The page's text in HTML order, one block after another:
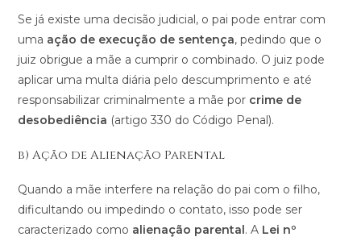
Se já existe uma decisão judicial, o pai pode entrar com
uma ação de execução de sentença, pedindo que o
juiz obrigue a mãe a cumprir o combinado. O juiz pode
aplicar uma multa diária pelo descumprimento e até
responsabilizar criminalmente a mãe por crime de
desobediência (artigo 330 do Código Penal)​.
b) Ação de Alienação Parental
Quando a mãe interfere na relação do pai com o filho,
dificultando ou impedindo o contato, isso pode ser
caracterizado como alienação parental. A Lei nº